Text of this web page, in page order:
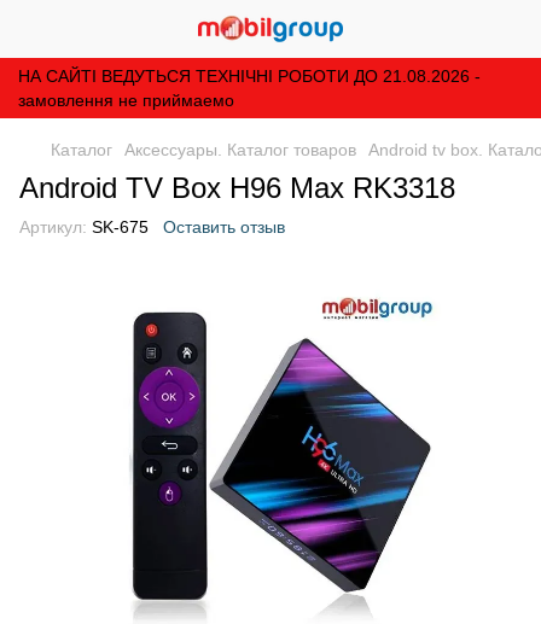
НА САЙТІ ВЕДУТЬСЯ ТЕХНІЧНІ РОБОТИ ДО 21.08.2026 -
замовлення не приймаемо
Каталог Аксессуары. Каталог товаров Android tv box.
Android TV Box H96 Max RK3318
Артикул: SK-675 Оставить отзыв